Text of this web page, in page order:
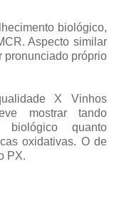
biológico,
Aspecto similar
pronunciado próprio
X Vinhos
mostrar tando
biológico quanto
oxidativas. O de
PX.